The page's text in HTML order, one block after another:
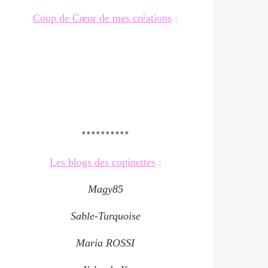
Coup de Cœur de mes créations :
**********
Les blogs des copinettes:
Magy85
Sable-Turquoise
Maria ROSSI